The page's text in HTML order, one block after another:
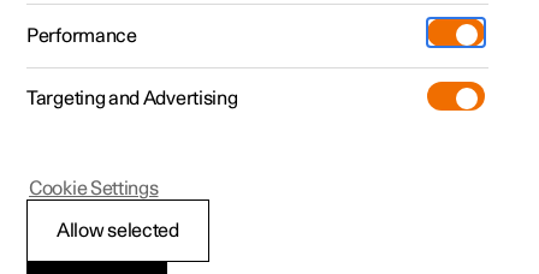
Pre-owned
Köpa
Mer
Upptäck Polestar 2
Provkörning
Upptäck Polestar 3
Provkörning
Upptäck Polestar 4
Provkörning
Pre-owned
Provkörning
Extras
(Öppnas i ett nytt fönster)
Experiences
Tjänstebil och företag
Besök
Serviceställen
Ägande
Support
Om Polestar
Polestar 2
Performance
Targeting and Advertising
Allow selected
Cookie Settings